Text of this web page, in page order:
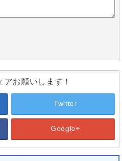
お願いします！
Twitter
Google+